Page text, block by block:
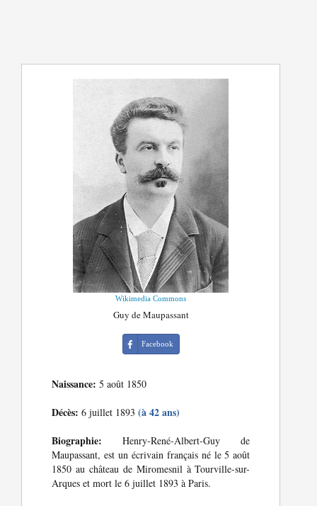
Wikimedia Commons
Guy de Maupassant
Facebook
Naissance: 5 août 1850
Décès: 6 juillet 1893(à 42 ans)
Biographie: Henry-René-Albert-Guy de
Maupassant, est un écrivain français né le 5 août
1850 au château de Miromesnil à Tourville-sur-
Arques et mort le 6 juillet 1893 à Paris.